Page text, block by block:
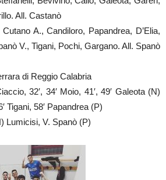
All. Castanò
A., Candiloro, Papandrea, D’Elia,
V., Tigani, Pochi, Gargano. All. Spanò
di Reggio Calabria
32′, 34′ Moio, 41′, 49′ Galeota (N)
Tigani, 58′ Papandrea (P)
Lumicisi, V. Spanò (P)